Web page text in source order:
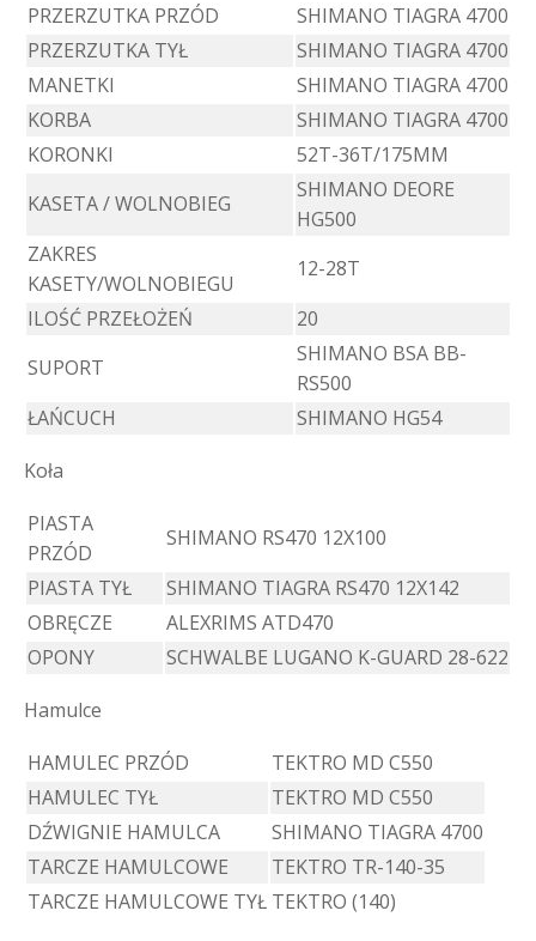
PRZERZUTKA PRZÓD
SHIMANO TIAGRA 4700
PRZERZUTKA TYŁ
SHIMANO TIAGRA 4700
MANETKI
SHIMANO TIAGRA 4700
KORBA
SHIMANO TIAGRA 4700
KORONKI
52T-36T/175MM
KASETA / WOLNOBIEG
SHIMANO DEORE
HG500
ZAKRES
KASETY/WOLNOBIEGU
12-28T
ILOŚĆ PRZEŁOŻEŃ
20
SUPORT
SHIMANO BSA BB-
RS500
ŁAŃCUCH
SHIMANO HG54
Koła
PIASTA
PRZÓD
SHIMANO RS470 12X100
PIASTA TYŁ
SHIMANO TIAGRA RS470 12X142
OBRĘCZE
ALEXRIMS ATD470
OPONY
SCHWALBE LUGANO K-GUARD 28-622
Hamulce
HAMULEC PRZÓD
TEKTRO MD C550
HAMULEC TYŁ
TEKTRO MD C550
DŹWIGNIE HAMULCA
SHIMANO TIAGRA 4700
TARCZE HAMULCOWE
TEKTRO TR-140-35
TARCZE HAMULCOWE TYŁ TEKTRO (140)